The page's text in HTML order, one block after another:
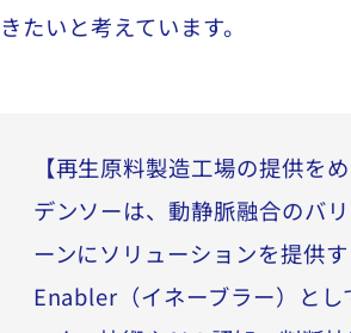
きたいと考えています。
【再生原料製造工場の提供をめ
デンソーは、動静脈融合のバ
ーンにソリューションを提供
Enabler（イネーブラー）とし